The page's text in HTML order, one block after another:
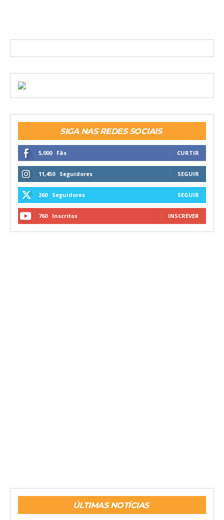
SIGA NAS REDES SOCIAIS
5,000 Fãs CURTIR
11,450 Seguidores SEGUIR
260 Seguidores SEGUIR
760 Inscritos INSCREVER
ÚLTIMAS NOTÍCIAS